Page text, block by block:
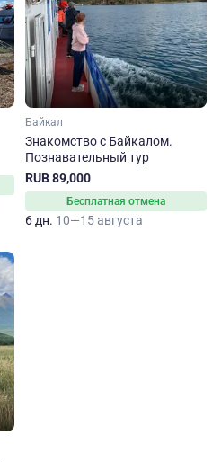
Байкал
Знакомство с Байкалом.
Познавательный тур
RUB 89,000
Бесплатная отмена
6 дн. 10—15 августа